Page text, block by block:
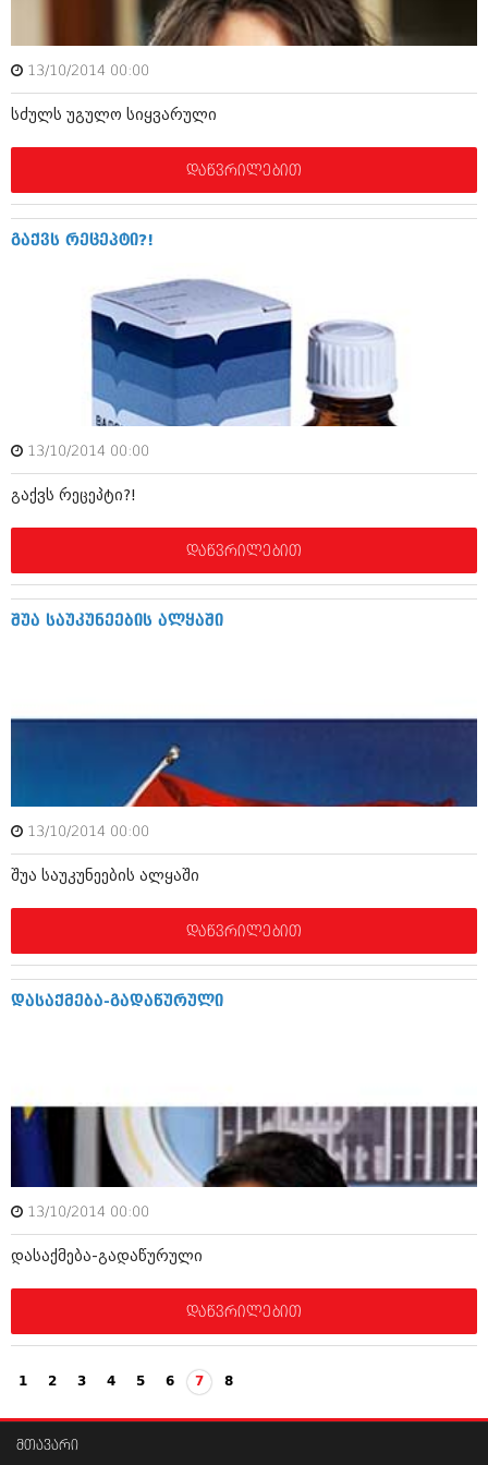
აპრილი 2012 (294)
მარტი 2012 (259)
თებერვალი 2012 (376)
ნოემბერი 2011 (471)
ოქტომბერი 2011 (754)
სექტემბერი 2011 (407)
აგვისტო 2011 (249)
ივლისი 2011 (400)
მაისი 2011 (415)
მარტი 2011 (654)
თებერვალი 2011 (329)
იანვარი 2011 (647)
(157)
დეკემბერი 2010 (881)
ნოემბერი 2010 (422)
ოქტომბერი 2010 (341)
აგვისტო 2010 (461)
ივლისი 2010 (556)
ივნისი 2010 (685)
აპრილი 2010 (229)
თებერვალი 2010 (421)
დეკემბერი 2009 (510)
აგვისტო 2009 (14)
თებერვალი 0216 (1)
დეკემბერი 0215 (1)
ოქტომბერი 0215 (1)
აგვისტო 0215 (2)
ივნისი 0212 (2)
13/10/2014 00:00
სძულს უგულო სიყვარული
დაწვრილებით
გაქვს რეცეპტი?!
13/10/2014 00:00
გაქვს რეცეპტი?!
დაწვრილებით
შუა საუკუნეების ალყაში
13/10/2014 00:00
შუა საუკუნეების ალყაში
დაწვრილებით
დასაქმება-გადაწურული
13/10/2014 00:00
დასაქმება-გადაწურული
დაწვრილებით
1 2 3 4 5 6 7 8
მთავარი